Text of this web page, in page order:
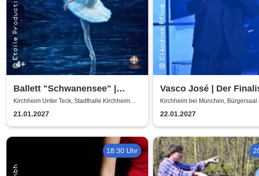
Ballett "Schwanensee" |
Klassisches Etoile Ballett
Kirchheim Unter Teck, Stadthalle Kirchheim
unter Teck
21.01.2027
Vasco José | Der
der
Stimme
Kirchheim bei München, Bürgersaal
Gemeinde Kirchheim
22.01.2027
18:30 Uhr